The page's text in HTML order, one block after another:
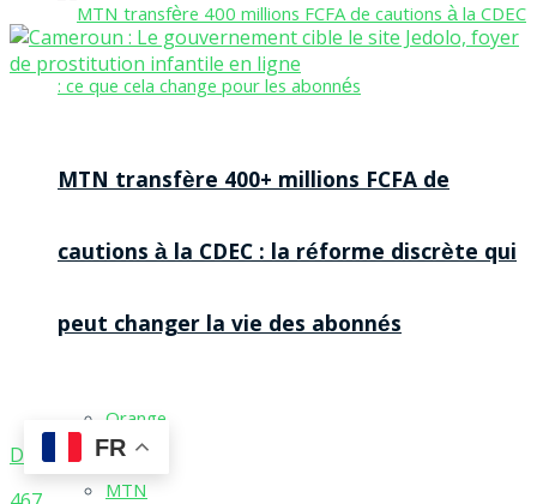
MTN transfère 400+ millions FCFA de
cautions à la CDEC : la réforme discrète qui
peut changer la vie des abonnés
Orange
MTN
DR
FR